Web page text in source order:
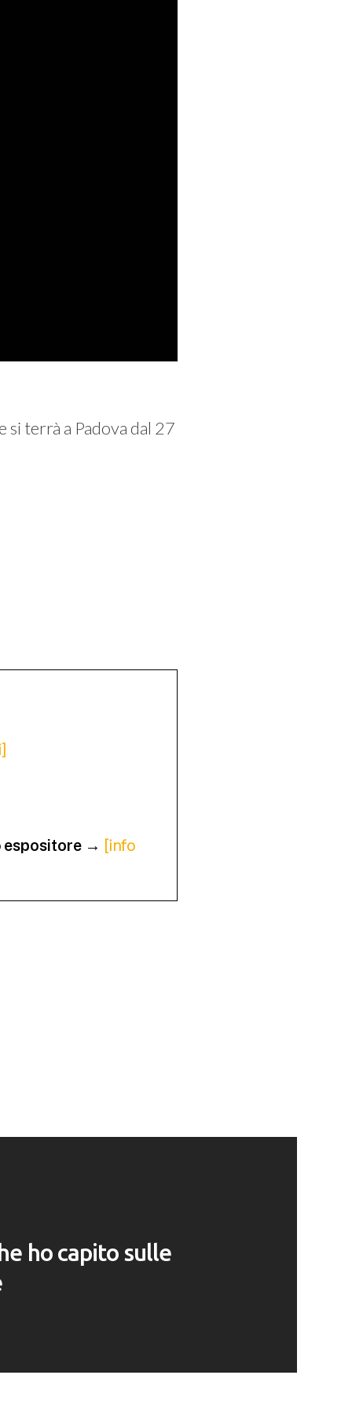
si terrà a Padova dal 27
espositore → [info
ho capito sulle